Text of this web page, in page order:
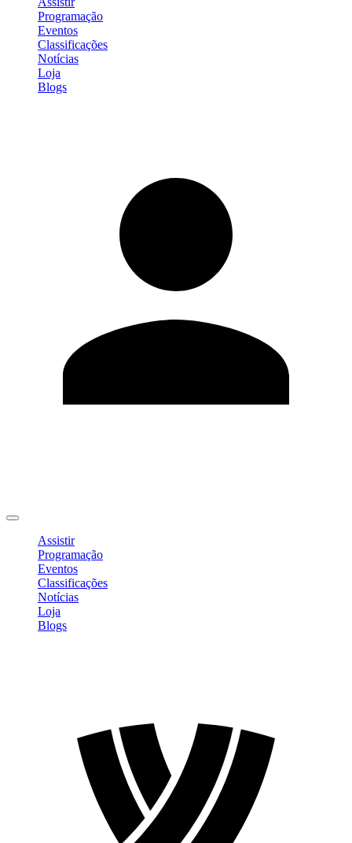
Programação
Eventos
Classificações
Notícias
Loja
Blogs
Assistir
Programação
Eventos
Classificações
Notícias
Loja
Blogs